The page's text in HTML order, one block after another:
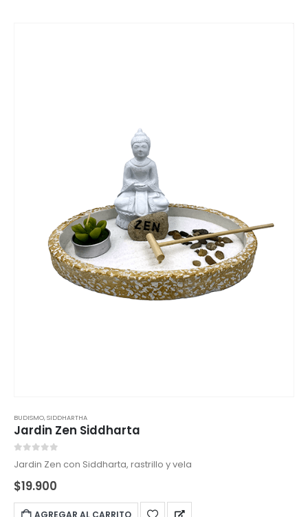
BUDISMO,SIDDHARTHA
Jardin Zen Siddharta
Jardin Zen con Siddharta, rastrillo y vela
$19.900
AGREGAR AL CARRITO